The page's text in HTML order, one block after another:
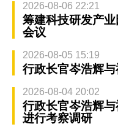
2026-08-06 22:21
筹建科技研发产
会议
2026-08-05 15:19
行政长官岑浩辉
2026-08-04 20:02
行政长官岑浩辉
进行考察调研